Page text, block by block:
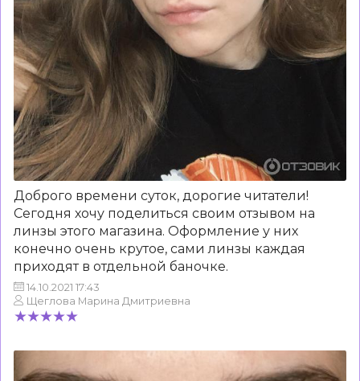
Доброго времени суток, дорогие читатели!
Сегодня хочу поделиться своим отзывом на
линзы этого магазина. Оформление у них
конечно очень крутое, сами линзы каждая
приходят в отдельной баночке.
14.10.2021 17:43
Щеглова Марина Дмитриевна